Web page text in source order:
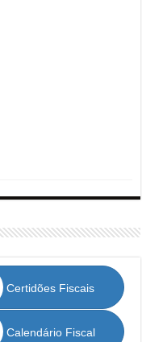
Certidões Fiscais
Calendário Fiscal